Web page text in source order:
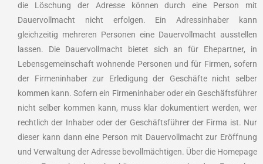
die Löschung der Adresse können durch eine Person mit
Dauervollmacht nicht erfolgen. Ein Adressinhaber kann
gleichzeitig mehreren Personen eine Dauervollmacht ausstellen
lassen. Die Dauervollmacht bietet sich an für Ehepartner, in
Lebensgemeinschaft wohnende Personen und für Firmen, sofern
der Firmeninhaber zur Erledigung der Geschäfte nicht selber
kommen kann. Sofern ein Firmeninhaber oder ein Geschäftsführer
nicht selber kommen kann, muss klar dokumentiert werden, wer
rechtlich der Inhaber oder der Geschäftsführer der Firma ist. Nur
dieser kann dann eine Person mit Dauervollmacht zur Eröffnung
und Verwaltung der Adresse bevollmächtigen. Über die Homepage